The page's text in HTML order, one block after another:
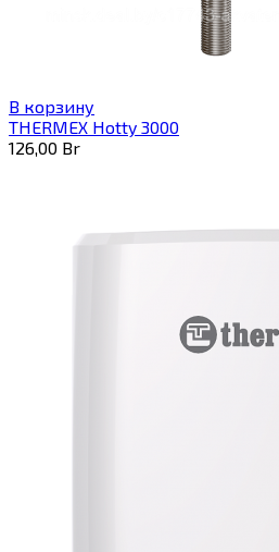
В корзину
THERMEX Hotty 3000
126,00 Br